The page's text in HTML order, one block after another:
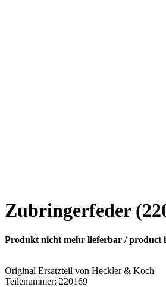
Zubringerfeder
Produkt nicht mehr lieferbar / product
Original Ersatzteil von Heckler & Koch
Teilenummer: 220169